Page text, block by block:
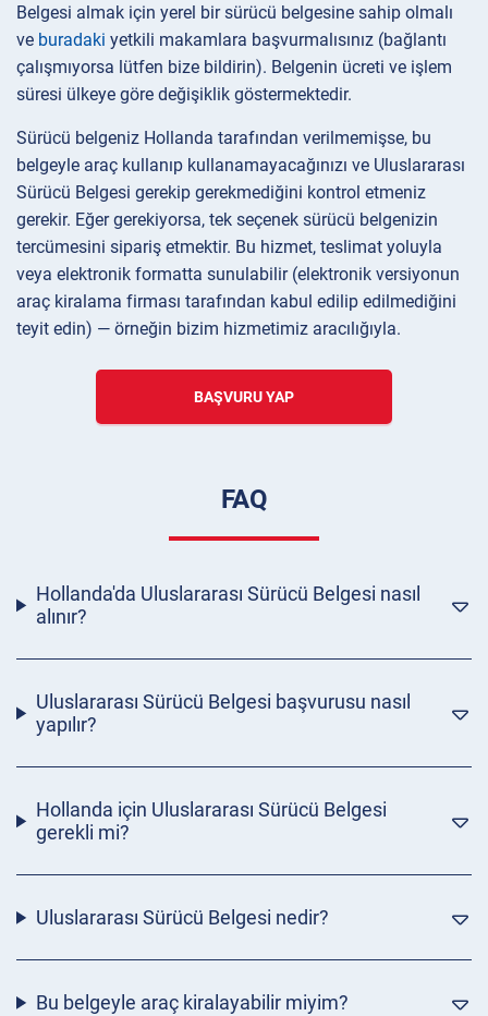
Belgesi almak için yerel bir sürücü belgesine sahip olmalı
ve buradaki yetkili makamlara başvurmalısınız (bağlantı
çalışmıyorsa lütfen bize bildirin). Belgenin ücreti ve işlem
süresi ülkeye göre değişiklik göstermektedir.
Sürücü belgeniz Hollanda tarafından verilmemişse, bu
belgeyle araç kullanıp kullanamayacağınızı ve Uluslararası
Sürücü Belgesi gerekip gerekmediğini kontrol etmeniz
gerekir. Eğer gerekiyorsa, tek seçenek sürücü belgenizin
tercümesini sipariş etmektir. Bu hizmet, teslimat yoluyla
veya elektronik formatta sunulabilir (elektronik versiyonun
araç kiralama firması tarafından kabul edilip edilmediğini
teyit edin) — örneğin bizim hizmetimiz aracılığıyla.
BAŞVURU YAP
FAQ
Hollanda'da Uluslararası Sürücü Belgesi nasıl
alınır?
Uluslararası Sürücü Belgesi başvurusu nasıl
yapılır?
Hollanda için Uluslararası Sürücü Belgesi
gerekli mi?
Uluslararası Sürücü Belgesi nedir?
Bu belgeyle araç kiralayabilir miyim?